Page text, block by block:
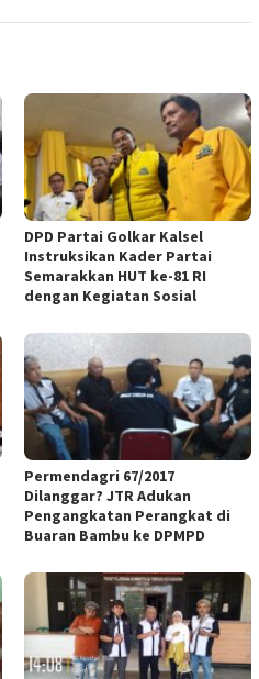
DPD Partai Golkar Kalsel
Instruksikan Kader Partai
Semarakkan HUT ke-81 RI
dengan Kegiatan Sosial
Permendagri 67/2017
Dilanggar? JTR Adukan
Pengangkatan Perangkat di
Buaran Bambu ke DPMPD